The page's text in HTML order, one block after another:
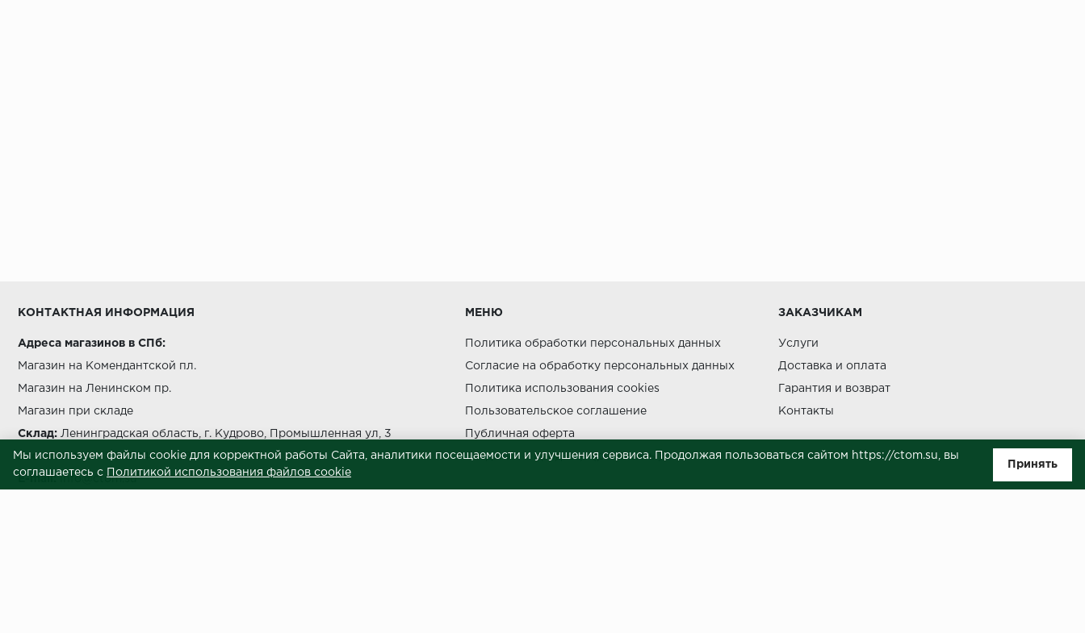
КОНТАКТНАЯ ИНФОРМАЦИЯ
Адреса магазинов в СПб:
Магазин на Комендантской пл.
Магазин на Ленинском пр.
Магазин при складе
Склад: Ленинградская область, г. Кудрово, Промышленная ул, 3
Звоните нам:+7 812 245 69 28
E-mail: info@ctom.su
МЕНЮ
Политика обработки персональных данных
Согласие на обработку персональных данных
Политика использования cookies
Пользовательское соглашение
Публичная оферта
Сведения о продавце (реквизиты)
ЗАКАЗЧИКАМ
Услуги
Доставка и оплата
Гарантия и возврат
Контакты
Мы используем файлы cookie для корректной работы Сайта, аналитики посещаемости и улучшения сервиса. Продолжая пользоваться сайтом https://ctom.su, вы
соглашаетесь с
Политикой использования файлов cookie
Принять